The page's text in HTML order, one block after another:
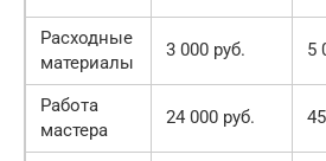
Расходные
материалы
3 000 руб. 5
Работа
мастера
24 000 руб.